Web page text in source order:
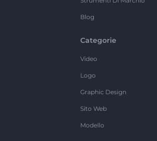
Blog
Categorie
Video
Logo
Graphic Design
Sito Web
Modello